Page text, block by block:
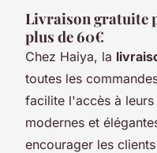
Livraison gratuite
plus de 60€
Chez Haiya, la
toutes les
facilite l'accès à
modernes et
encourager les